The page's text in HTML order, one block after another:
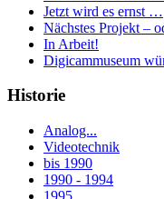
Jetzt wird es ernst …
Nächstes Projekt –
In Arbeit!
Digicammuseum
Historie
Analog...
Videotechnik
bis 1990
1990 - 1994
1995